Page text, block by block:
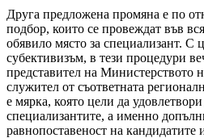
Друга предложена промяна е по
подбор, които се провеждат във
обявило място за специализант. С
субективизъм, в тези процедури
представител на Министерството
служител от съответната
е мярка, която цели да
специализантите, а именно
равнопоставеност на кандидатите